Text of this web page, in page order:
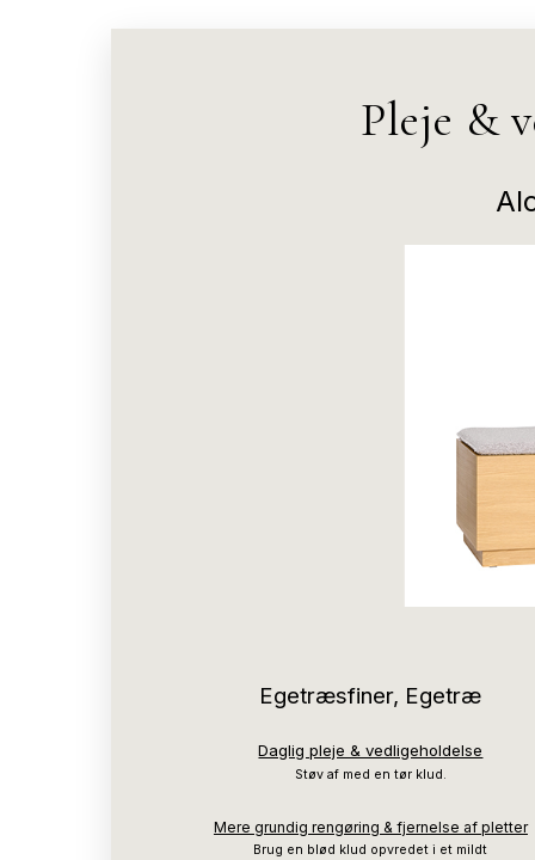
Pleje &
Egetræsfiner, Egetræ
Daglig pleje & vedligeholdelse
Støv af med en tør klud.
Mere grundig rengøring & fjernelse af pletter
Brug en blød klud opvredet i et mildt